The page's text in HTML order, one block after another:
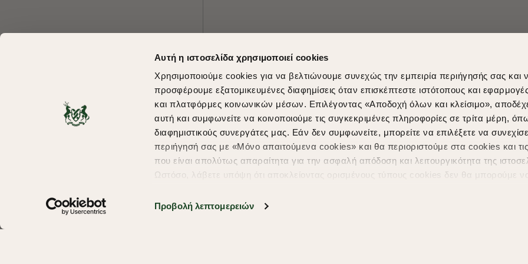
Αυτή η ιστοσελίδα χρησιμοποιεί cookies
Χρησιμοποιούμε cookies για να βελτιώνουμε συνεχώς την εμπειρία περιήγησής σας και
προσφέρουμε εξατομικευμένες διαφημίσεις όταν επισκέπτεστε ιστότοπους και
και πλατφόρμες κοινωνικών μέσων. Επιλέγοντας «Αποδοχή όλων και κλείσιμο»,
αυτή και συμφωνείτε να κοινοποιούμε τις συγκεκριμένες πληροφορίες σε τρίτα μέρη,
διαφημιστικούς συνεργάτες μας. Εάν δεν συμφωνείτε, μπορείτε να επιλέξετε να
περιήγησή σας με «Μόνο απαιτούμενα cookies» και θα περιοριστούμε στα cookies και τις
που είναι απολύτως απαραίτητα για την ασφαλή απόδοση και λειτουργικότητα της
Ωστόσο, λάβετε υπόψη ότι αποκλείοντας ορισμένους τύπους cookies δεν θα μπορούμε
υπηρεσίες και διαφημίσεις. Για να προσαρμόσετε τις επιλογές σας ή να ανακαλέσετε τη
Προβολή λεπτομερειών
Shopping in secure with Shipping